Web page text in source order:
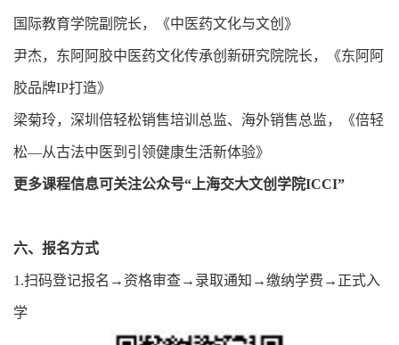
国际教育学院副院长，《中医药文化与文创》
尹杰，东阿阿胶中医药文化传承创新研究院院长，《东阿阿
胶品牌IP打造》
梁菊玲，深圳倍轻松销售培训总监、海外销售总监，《倍轻
松—从古法中医到引领健康生活新体验》
更多课程信息可关注公众号“上海交大文创学院ICCI”
六、报名方式
1.扫码登记报名→资格审查→录取通知→缴纳学费→正式入
学